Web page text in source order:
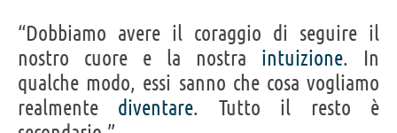
“Dobbiamo avere il coraggio di seguire il
nostro cuore e la nostra intuizione. In
qualche modo, essi sanno che cosa vogliamo
realmente diventare. Tutto il resto è